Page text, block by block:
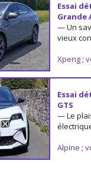
Essai
Grande
— Un
vieux
Xpeng;
Essai
GTS
— Le
Alpine ;